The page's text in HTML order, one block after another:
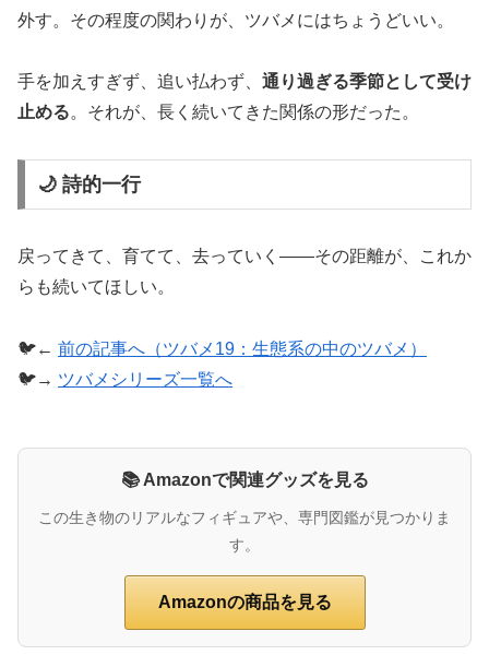
外す。その程度の関わりが、ツバメにはちょうどいい。
手を加えすぎず、追い払わず、 通り過ぎる季節として受け
止める。それが、長く続いてきた関係の形だった。
🌙 詩的一行
戻ってきて、育てて、去っていく――その距離が、これか
らも続いてほしい。
🐦← 前の記事へ（ツバメ19：生態系の中のツバメ）
🐦→ ツバメシリーズ一覧へ
📚 Amazonで関連グッズを見る
この生き物のリアルなフィギュアや、専門図鑑が見つかりま
す。
Amazonの商品を見る